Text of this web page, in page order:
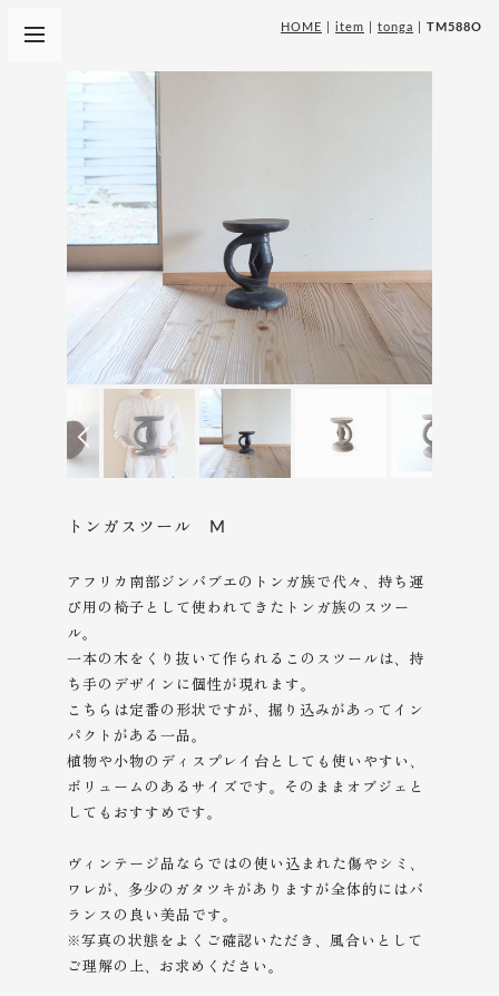
HOME item tonga TM588O
トンガスツール M
アフリカ南部ジンバブエのトンガ族で代々、持ち運
び用の椅子として使われてきたトンガ族のスツー
ル。
一本の木をくり抜いて作られるこのスツールは、持
ち手のデザインに個性が現れます。
こちらは定番の形状ですが、掘り込みがあってイン
パクトがある一品。
植物や小物のディスプレイ台としても使いやすい、
ボリュームのあるサイズです。そのままオブジェと
してもおすすめです。
ヴィンテージ品ならではの使い込まれた傷やシミ、
ワレが、多少のガタツキがありますが全体的にはバ
ランスの良い美品です。
※写真の状態をよくご確認いただき、風合いとして
ご理解の上、 お求めください。